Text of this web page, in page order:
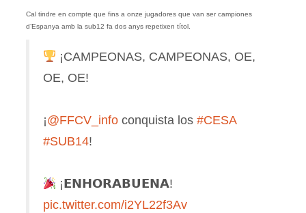
Cal tindre en compte que fins a onze jugadores que van ser campiones
d’Espanya amb la sub12 fa dos anys repetixen títol.
¡CAMPEONAS, CAMPEONAS, OE,
OE, OE!
¡@FFCV_infoconquista los #CESA
#SUB14!
¡𝗘𝗡𝗛𝗢𝗥𝗔𝗕𝗨𝗘𝗡𝗔!
pic.twitter.com/i2YL22f3Av